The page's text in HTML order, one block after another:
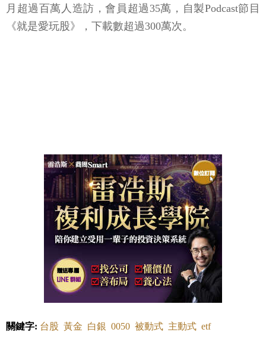
月超過百萬人造訪，會員超過35萬，自製Podcast節目
《就是愛玩股》，下載數超過300萬次。
關鍵字: 台股 黃金 白銀 0050 被動式 主動式 etf